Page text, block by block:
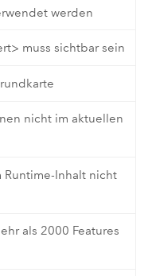
werden
muss sichtbar sein
nicht im aktuellen
Runtime-Inhalt nicht
als 2000 Features